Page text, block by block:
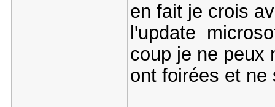
en fait je crois
l'update
coup je ne peux
ont foirées et